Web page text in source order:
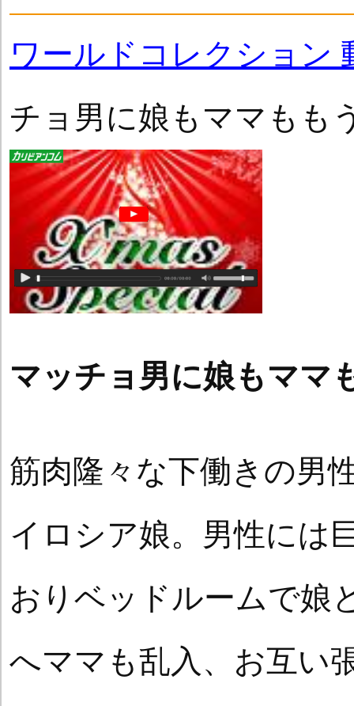
ワールドコレクション
チョ男に娘もママもも
マッチョ男に娘もママ
筋肉隆々な下働きの男
イロシア娘。男性には
おりベッドルームで娘
へママも乱入、お互い